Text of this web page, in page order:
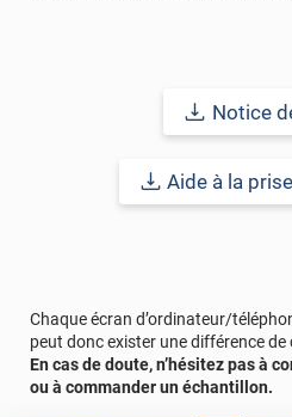
Notice
Aide à la
Chaque écran d’ordinateur/
peut donc exister une différence
En cas de doute, n’hésitez pas à
ou à commander un échantillon.